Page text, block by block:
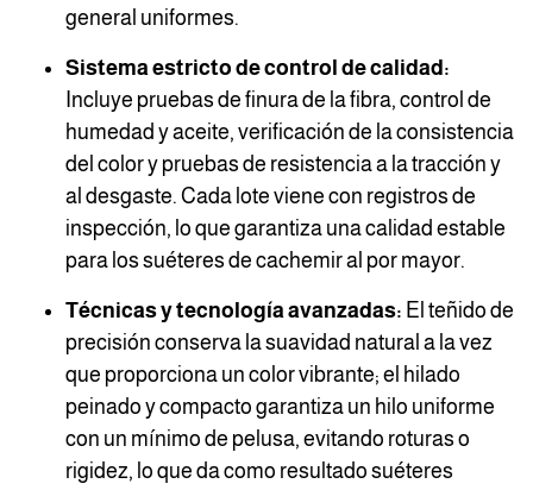
general uniformes.
Sistema estricto de control de calidad:
Incluye pruebas de finura de la fibra, control de
humedad y aceite, verificación de la consistencia
del color y pruebas de resistencia a la tracción y
al desgaste. Cada lote viene con registros de
inspección, lo que garantiza una calidad estable
para los suéteres de cachemir al por mayor.
Técnicas y tecnología avanzadas: El teñido de
precisión conserva la suavidad natural a la vez
que proporciona un color vibrante; el hilado
peinado y compacto garantiza un hilo uniforme
con un mínimo de pelusa, evitando roturas o
rigidez, lo que da como resultado suéteres